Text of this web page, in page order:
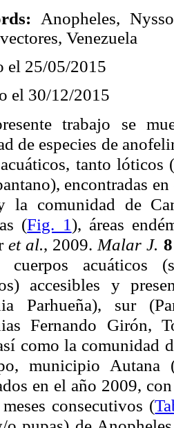
Anopheles,
Venezuela
el 25/05/2015
el 30/12/2015
trabajo se
de especies de
tanto
encontradas
la comunidad de
(Fig. 1), áreas
et al., 2009. Malar J.
cuerpos acuáticos
accesibles y
Parhueña), sur
Fernando
como la comunidad
municipio Autana
en el año 2009,
consecutivos (